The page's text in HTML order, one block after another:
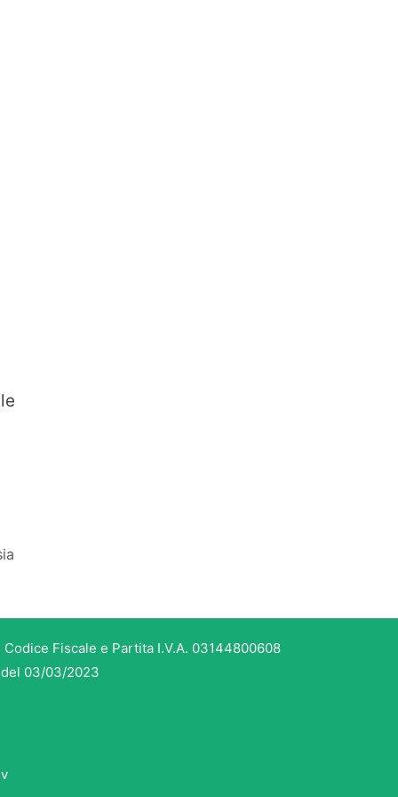
Fiscale e Partita I.V.A. 03144800608
03/03/2023